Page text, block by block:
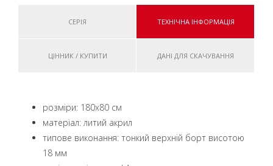
СЕРІЯ ТЕХНІЧНА ІНФОРМАЦІЯ
ЦІННИК / КУПИТИ ДАНІ ДЛЯ СКАЧУВАННЯ
розміри: 180x80 см
матеріал: литий акрил
типове виконання: тонкий верхній борт висотою
18 мм